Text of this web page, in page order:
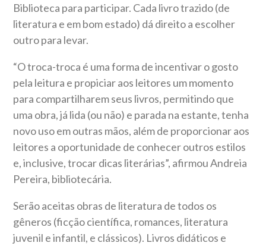
Biblioteca para participar. Cada livro trazido (de
literatura e em bom estado) dá direito a escolher
outro para levar.
“O troca-troca é uma forma de incentivar o gosto
pela leitura e propiciar aos leitores um momento
para compartilharem seus livros, permitindo que
uma obra, já lida (ou não) e parada na estante, tenha
novo uso em outras mãos, além de proporcionar aos
leitores a oportunidade de conhecer outros estilos
e, inclusive, trocar dicas literárias”, afirmou Andreia
Pereira, bibliotecária.
Serão aceitas obras de literatura de todos os
gêneros (ficção científica, romances, literatura
juvenil e infantil, e clássicos). Livros didáticos e